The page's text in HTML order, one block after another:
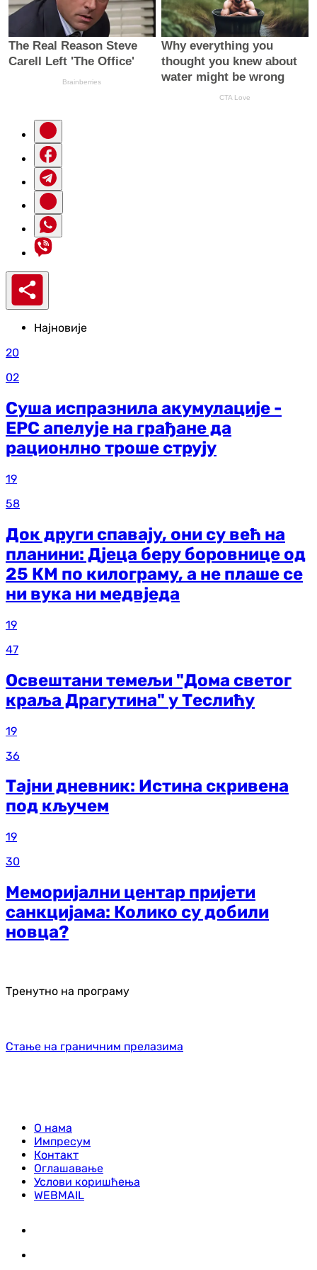
Најновије
20
02
Суша испразнила акумулације -
ЕРС апелује на грађане да
рационлно троше струју
19
58
Док други спавају, они су већ на
планини: Дјеца беру боровнице од
25 КМ по килограму, а не плаше се
ни вука ни медвједа
19
47
Освештани темељи "Дома светог
краља Драгутина" у Теслићу
19
36
Тајни дневник: Истина скривена
под кључем
19
30
Меморијални центар пријети
санкцијама: Колико су добили
новца?
Тренутно на програму
Стање на граничним прелазима
О нама
Импресум
Контакт
Оглашавање
Услови коришћења
WEBMAIL